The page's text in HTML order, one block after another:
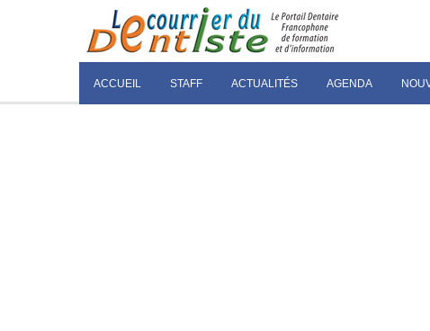
ACCUEIL STAFF ACTUALITÉS AGENDA